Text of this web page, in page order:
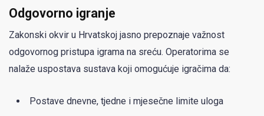
Odgovorno igranje
Zakonski okvir u Hrvatskoj jasno prepoznaje važnost
odgovornog pristupa igrama na sreću. Operatorima se
nalaže uspostava sustava koji omogućuje igračima da:
Postave dnevne, tjedne i mjesečne limite uloga